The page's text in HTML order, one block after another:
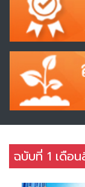
ฉบับที่ 1 เดือ